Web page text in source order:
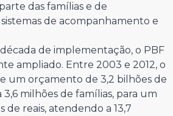
das famílias e de
de acompanhamento e
de implementação, o PBF
ampliado. Entre 2003 e 2012, o
um orçamento de 3,2 bilhões de
3,6 milhões de famílias, para um
de reais, atendendo a 13,7